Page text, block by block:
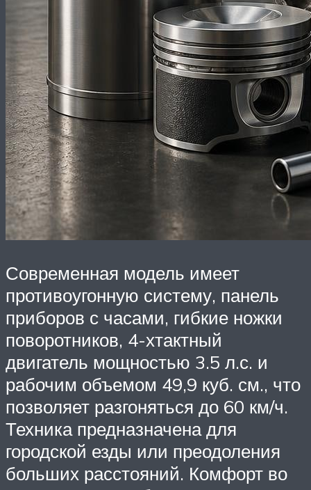
Современная модель имеет
противоугонную систему, панель
приборов с часами, гибкие ножки
поворотников, 4-хтактный
двигатель мощностью 3.5 л.с. и
рабочим объемом 49,9 куб. см., что
позволяет разгоняться до 60 км/ч.
Техника предназначена для
городской езды или преодоления
больших расстояний. Комфорт во